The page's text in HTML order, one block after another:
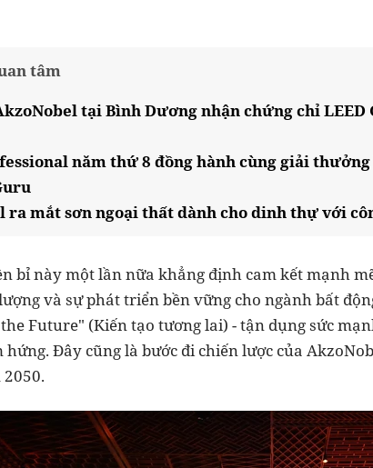
tâm
tại Bình Dương nhận chứng chỉ
năm thứ 8 đồng hành cùng giải thưởng
ra mắt sơn ngoại thất dành cho dinh thự với
bỉ này một lần nữa khẳng định cam kết mạnh
và sự phát triển bền vững cho ngành bất
Future" (Kiến tạo tương lai) - tận dụng sức
hứng. Đây cũng là bước đi chiến lược của